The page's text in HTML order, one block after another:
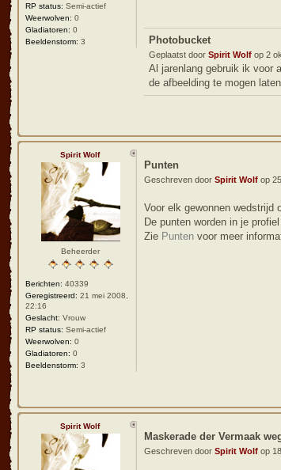
RP status: Semi-actief
Weerwolven: 0
Gladiatoren: 0
Beeldenstorm: 3 Photobucket
Geplaatst door Spirit Wolf op 2
Al jarenlang gebruik ik voor
de afbeelding te mogen
Spirit Wolf
Beheerder
Berichten: 40339
Geregistreerd: 21 mei 2008,
22:16
Geslacht: Vrouw
RP status: Semi-actief
Weerwolven: 0
Gladiatoren: 0
Beeldenstorm: 3
Punten
Geschreven door Spirit Wolf op
Voor elk gewonnen wedstrijd
De punten worden in je
Zie Punten voor meer
Spirit Wolf
Maskerade der Vermaak
Geschreven door Spirit Wolf op